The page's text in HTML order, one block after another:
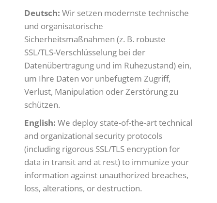
Deutsch: Wir setzen modernste technische
und organisatorische
Sicherheitsmaßnahmen (z. B. robuste
SSL/TLS-Verschlüsselung bei der
Datenübertragung und im Ruhezustand) ein,
um Ihre Daten vor unbefugtem Zugriff,
Verlust, Manipulation oder Zerstörung zu
schützen.
English: We deploy state-of-the-art technical
and organizational security protocols
(including rigorous SSL/TLS encryption for
data in transit and at rest) to immunize your
information against unauthorized breaches,
loss, alterations, or destruction.